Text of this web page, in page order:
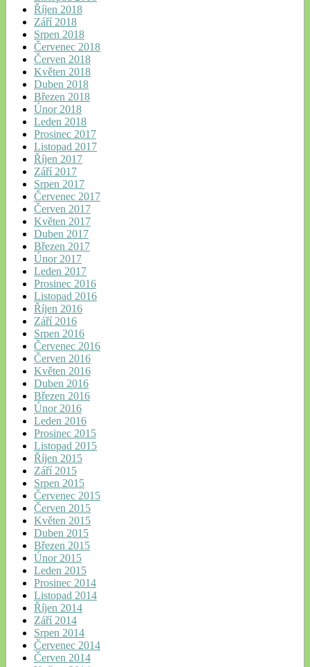
Říjen 2018
Září 2018
Srpen 2018
Červenec 2018
Červen 2018
Květen 2018
Duben 2018
Březen 2018
Únor 2018
Leden 2018
Prosinec 2017
Listopad 2017
Říjen 2017
Září 2017
Srpen 2017
Červenec 2017
Červen 2017
Květen 2017
Duben 2017
Březen 2017
Únor 2017
Leden 2017
Prosinec 2016
Listopad 2016
Říjen 2016
Září 2016
Srpen 2016
Červenec 2016
Červen 2016
Květen 2016
Duben 2016
Březen 2016
Únor 2016
Leden 2016
Prosinec 2015
Listopad 2015
Říjen 2015
Září 2015
Srpen 2015
Červenec 2015
Červen 2015
Květen 2015
Duben 2015
Březen 2015
Únor 2015
Leden 2015
Prosinec 2014
Listopad 2014
Říjen 2014
Září 2014
Srpen 2014
Červenec 2014
Červen 2014